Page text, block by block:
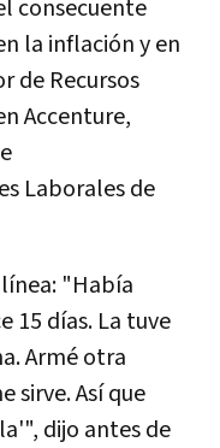
consecuente
la inflación y en
de Recursos
Accenture,
Laborales de
"Había
15 días. La tuve
Armé otra
sirve. Así que
dijo antes de